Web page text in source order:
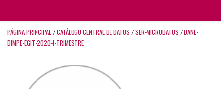
PÁGINA PRINCIPAL / CATÁLOGO CENTRAL DE DATOS / SER-MICRODATOS / DANE-
DIMPE-EGIT-2020-I-TRIMESTRE